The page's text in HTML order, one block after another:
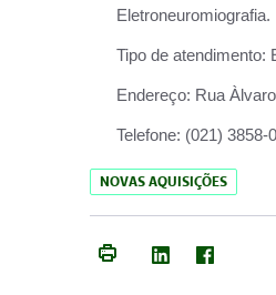
Eletroneuromiografia.
Tipo de atendimento:
Endereço: Rua
Telefone: (021) 3858-
NOVAS AQUISIÇÕES